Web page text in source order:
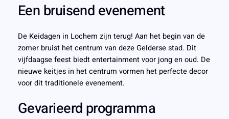
Een bruisend evenement
De Keidagen in Lochem zijn terug! Aan het begin van de
zomer bruist het centrum van deze Gelderse stad. Dit
vijfdaagse feest biedt entertainment voor jong en oud. De
nieuwe keitjes in het centrum vormen het perfecte decor
voor dit traditionele evenement.
Gevarieerd programma